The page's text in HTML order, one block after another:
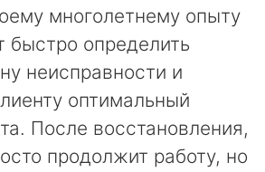
многолетнему опыту
определить
неисправности и
оптимальный
После восстановления,
продолжит работу, но